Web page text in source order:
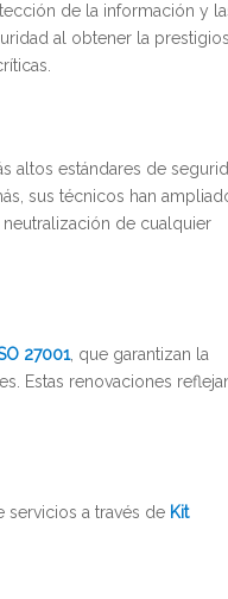
de la información y
al obtener la
estándares de
sus técnicos han
neutralización de cualquier
27001, que garantizan la
Estas renovaciones
servicios a través de Kit